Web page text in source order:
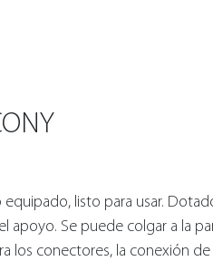
listo para usar.
apoyo. Se puede colgar a la
los conectores, la conexión